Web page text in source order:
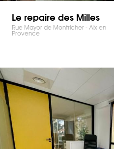
Le repaire des Milles
Rue Mayor de Montricher - Aix en
Provence